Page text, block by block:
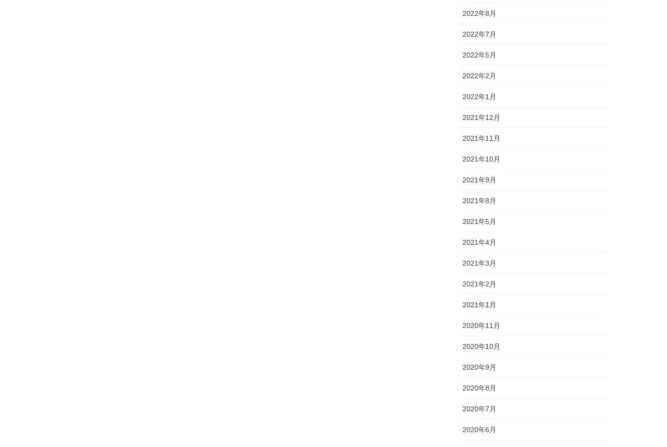
2022年8月
2022年7月
2022年5月
2022年2月
2022年1月
2021年12月
2021年11月
2021年10月
2021年9月
2021年8月
2021年5月
2021年4月
2021年3月
2021年2月
2021年1月
2020年11月
2020年10月
2020年9月
2020年8月
2020年7月
2020年6月